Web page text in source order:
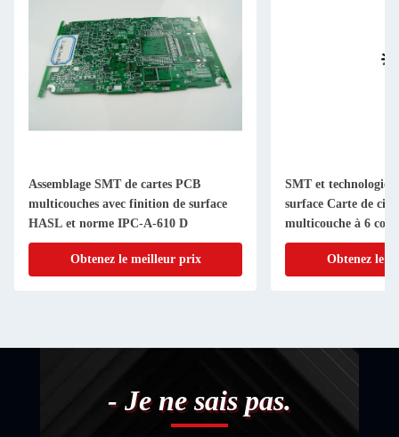
Assemblage SMT de cartes PCB
multicouches avec finition de surface
HASL et norme IPC-A-610 D
Obtenez le meilleur prix
SMT et technologie
surface Carte de
multicouche à 6
Obtenez le
- Je ne sais pas.